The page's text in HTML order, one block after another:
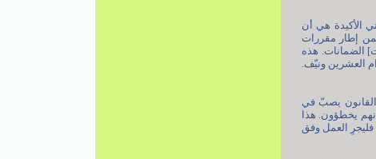
الأكيدة هي أن
ضمن إطار مقررات
الضمانات. هذه
العشرين ونيّف.
القانون يصبّ في
يخطؤون. هذا
فليجرِ العمل وفق